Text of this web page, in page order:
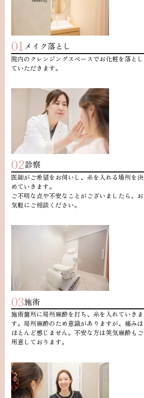
01 メイク落とし
院内のクレンジングスペースでお化粧を落とし
ていただきます。
02診察
医師がご希望をお伺いし、糸を入れる場所を決
めていきます。
ご不明な点や不安なことがございましたら、お
気軽にご相談ください。
03施術
施術箇所に局所麻酔を打ち、糸を入れていきま
す。局所麻酔のため意識がありますが、痛みは
ほとんど感じません。不安な方は笑気麻酔もご
用意しております。